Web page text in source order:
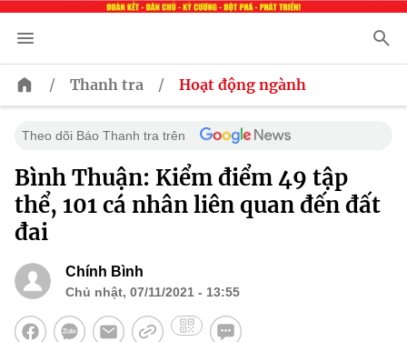
/ Thanh tra / Hoạt động ngành
Theo dõi Báo Thanh tra trên
Bình Thuận: Kiểm điểm 49 tập
thể, 101 cá nhân liên quan đến đất
đai
Chính Bình
Chủ nhật, 07/11/2021 - 13:55